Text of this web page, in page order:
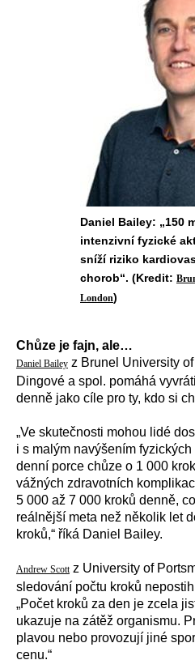
Daniel Bailey: „150
intenzivní fyzické
sníží riziko
chorob“. (Kredit:
London)
Chůze je fajn, ale…
Daniel Bailey z Brunel University
Dingové a spol. pomáhá
denně jako cíle pro ty, kdo si
„Ve skutečnosti mohou lidé
i s malým navýšením
denní porce chůze o 1 000
vážných zdravotních
5 000 až 7 000 kroků denně,
reálnější meta než několik let
kroků,“ říká Daniel Bailey.
Andrew Scott z University of
sledování počtu kroků
„Počet kroků za den je zcela
ukazuje na zátěž organismu.
plavou nebo provozují jiné
cenu.“